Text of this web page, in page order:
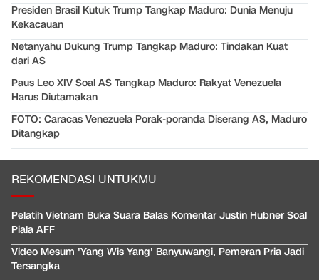
Presiden Brasil Kutuk Trump Tangkap Maduro: Dunia Menuju
Kekacauan
Netanyahu Dukung Trump Tangkap Maduro: Tindakan Kuat
dari AS
Paus Leo XIV Soal AS Tangkap Maduro: Rakyat Venezuela
Harus Diutamakan
FOTO: Caracas Venezuela Porak-poranda Diserang AS, Maduro
Ditangkap
REKOMENDASI UNTUKMU
Pelatih Vietnam Buka Suara Balas Komentar Justin Hubner Soal
Piala AFF
Video Mesum 'Yang Wis Yang' Banyuwangi, Pemeran Pria Jadi
Tersangka